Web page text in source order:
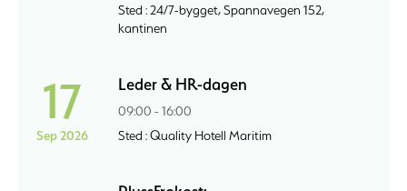
Sted : 24/7-bygget, Spannavegen 152,
kantinen
17
Sep 2026
Leder & HR-dagen
09:00 - 16:00
Sted : Quality Hotell Maritim